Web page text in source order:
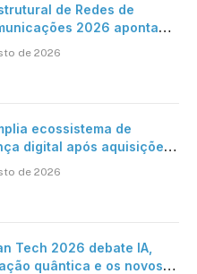
de Redes de
2026 aponta
desafio
de 2026
ecossistema de
digital após aquisições
de 2026
Tech 2026 debate IA,
quântica e os novos